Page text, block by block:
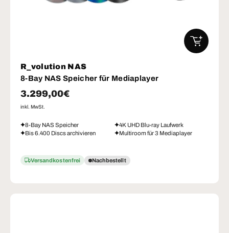
R_volution NAS
8-Bay NAS Speicher für Mediaplayer
Normaler Preis
3.299,00€
inkl. MwSt.
8-Bay NAS Speicher
4K UHD Blu-ray Laufwerk
Bis 6.400 Discs archivieren
Multiroom für 3 Mediaplayer
Versandkostenfrei Nachbestellt
IN DEN